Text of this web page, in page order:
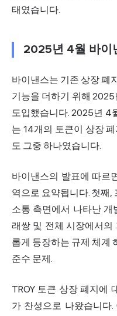
태였습니다.
2025년 4월 바이
바이낸스는 기존 상장 폐
기능을 더하기 위해
도입했습니다. 2025년 4
는 14개의 토큰이 상장
도 그중 하나였습니다.
바이낸스의 발표에 따르
역으로 요약됩니다. 첫째,
소통 측면에서 나타난 개
래쌍 및 전체 시장에서의
롭게 등장하는 규제 체계
준수 문제.
TROY 토큰 상장 폐지에
가 찬성으로 나왔습니다